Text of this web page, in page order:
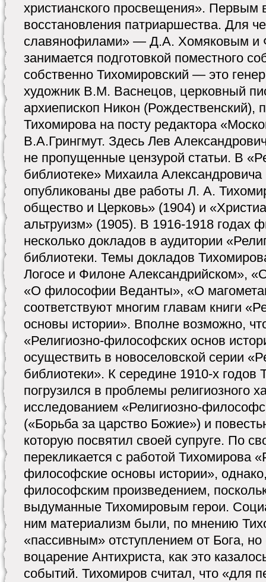
христианского просвещения». Первым
восстановления патриаршества. Для
славянофилами» — Д.А. Хомяковым
занимается подготовкой поместного
собственно Тихомировский — это
художник В.М. Васнецов, церковный
архиепископ Никон (Рождественский),
Тихомирова на посту редактора
В.А.Грингмут. Здесь Лев
не пропущенные цензурой статьи. В
библиотеке» Михаила
опубликованы две работы Л. А.
общество и Церковь» (1904) и
альтруизм» (1905). В 1916-1918 годах
несколько докладов в аудитории
библиотеки. Темы докладов
Логосе и Филоне Александрийском»,
«О философии Веданты», «О
соответствуют многим главам книги
основы истории». Вполне возможно,
«Религиозно-философских основ
осуществить в новоселовской серии
библиотеки». К середине 1910-х
погрузился в проблемы религиозного
исследованием «Религиозно-
(«Борьба за царство Божие») и
которую посвятил своей супруге. По
перекликается с работой Тихомирова
философские основы истории»,
философским произведением,
выдуманные Тихомировым герои.
ним материализм были, по мнению
«пассивным» отступлением от Бога,
воцарение Антихриста, как это
событий. Тихомиров считал, что «для